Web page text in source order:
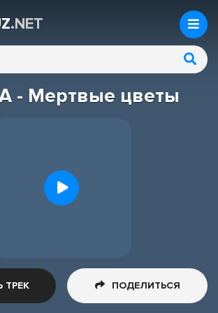
.NET
- Мертвые цветы
ТРЕК ПОДЕЛИТЬСЯ